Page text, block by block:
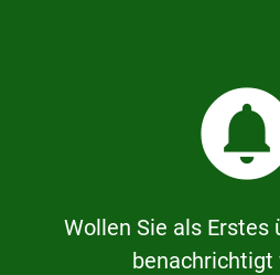
Wollen Sie als Erstes
benachrichtigt